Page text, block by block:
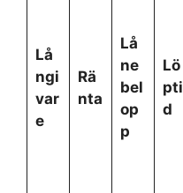
Lå
ngi
var
e
Rä
nta
Lå
ne
bel
op
p
Lö
pti
d